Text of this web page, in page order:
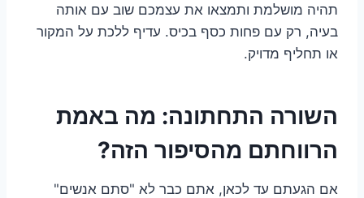
תהיה מושלמת ותמצאו את עצמכם שוב עם אותה
בעיה, רק עם פחות כסף בכיס. עדיף ללכת על המקור
או תחליף מדויק.
השורה התחתונה: מה באמת
הרווחתם מהסיפור הזה?
אם הגעתם עד לכאן, אתם כבר לא "סתם אנשים"